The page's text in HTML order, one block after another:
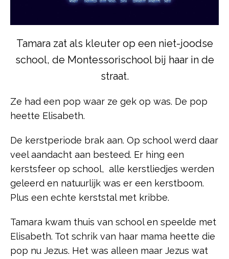
Tamara zat als kleuter op een niet-joodse
school, de Montessorischool bij haar in de
straat.
Ze had een pop waar ze gek op was. De pop
heette Elisabeth.
De kerstperiode brak aan. Op school werd daar
veel aandacht aan besteed. Er hing een
kerstsfeer op school, alle kerstliedjes werden
geleerd en natuurlijk was er een kerstboom.
Plus een echte kerststal met kribbe.
Tamara kwam thuis van school en speelde met
Elisabeth. Tot schrik van haar mama heette die
pop nu Jezus. Het was alleen maar Jezus wat